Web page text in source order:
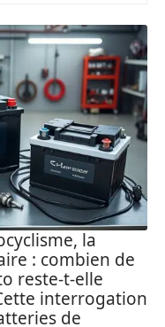
la
: combien de
reste-t-elle
interrogation
de